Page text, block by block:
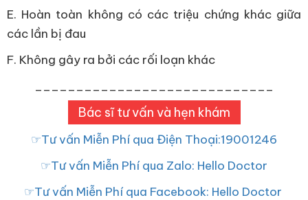
E. Hoàn toàn không có các triệu chứng khác giữa
các lần bị đau
F. Không gây ra bởi các rối loạn khác
Bác sĩ tư vấn và hẹn khám
☞Tư vấn Miễn Phí qua Điện Thoại:19001246
☞Tư vấn Miễn Phí qua Zalo: Hello Doctor
☞Tư vấn Miễn Phí qua Facebook: Hello Doctor